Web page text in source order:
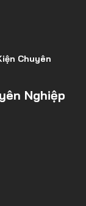
Chuyên
Nghiệp